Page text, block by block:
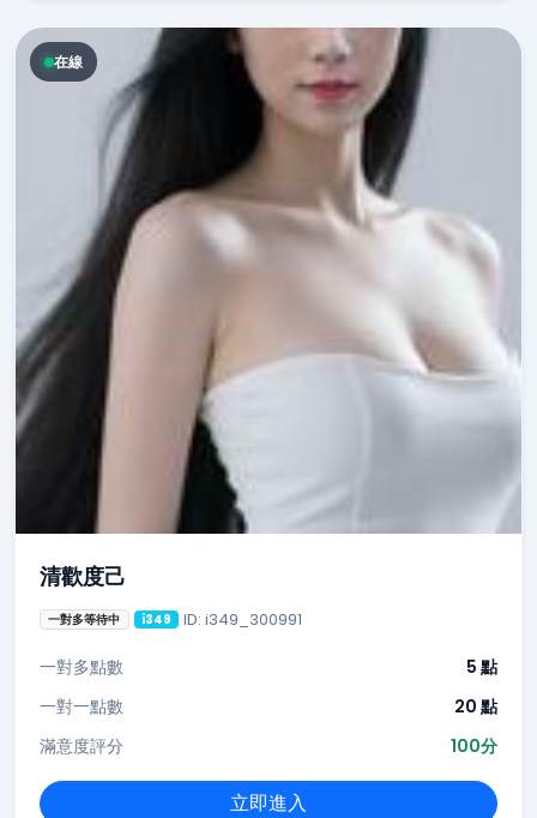
在線
清歡度己
一對多等待中 i349 ID: i349_300991
一對多點數
5 點
一對一點數
20 點
滿意度評分
100分
立即進入